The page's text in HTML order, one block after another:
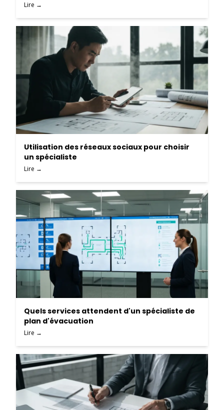
Lire →
Utilisation des réseaux sociaux pour choisir
un spécialiste
Lire →
Quels services attendent d'un spécialiste de
plan d'évacuation
Lire →